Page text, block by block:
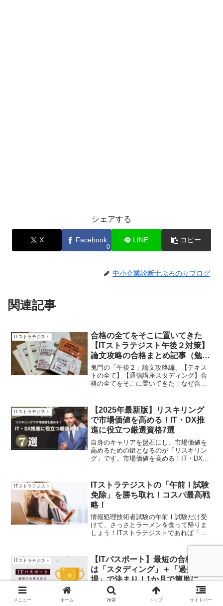
シェアする
X Facebook
0
LINE コピー
中小企業診断士ぶろのりブログ
関連記事
ITストラテジスト
合格の全てをそこに置いてきた
【ITストラテジスト午後２対策】
論文攻略の合格まとめ記事（勉強
方法・体験記）
鬼門の「午後２」論文攻略編、【テキス
トの全て】【通信講座スタディング】合
格の全てをそこに置いてきた：なぜ合格
い！
ITストラテジスト
【2025年最新版】リスキリング
で市場価値を高める！IT・DX推
進に役立つ厳選資格7選
自身のキャリアを盤石にし、市場価値を
高めるための鍵となるのが「リスキリン
グ」です。市場価値を高める！IT・DXお
ITストラテジスト
ITストラテジストの「午前Ⅰ試験
免除」を勝ち取れ！コスパ最高戦
略！
情報処理技術者試験の午前Ⅰ試験だけ受
けて、さっさとラーメンを食って帰りま
しょう！ITストラテジストであれば「ス
ィングでさらっとインプット勉強法②過
去問道場で過去問解きまくりアウトプッ
ト勉強法。
ITストラテジスト
【ITパスポート】最短の合格方法
は「スタディング」＋「過去問道
場」で決まり！1か月で簡単に合
格可能な勉強方法。（合格体験
ITパスポートを1か月で簡単に合格可能な
勉強方法をご紹介します。（合格体験
メニュー ホーム 検索 トップ サイドバー